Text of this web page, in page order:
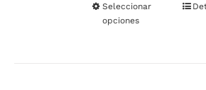
Seleccionar
opciones